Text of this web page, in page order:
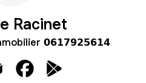
Racinet
𝟬𝟲𝟭𝟳𝟵𝟮𝟱𝟲𝟭𝟰